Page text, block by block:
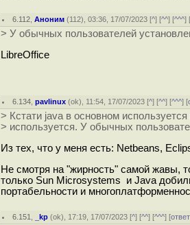
6.112 ,Аноним (112), 03:36, 17/07/2023 [^] [^^] [^^^]
> У обычных пользователей
LibreOffice
6.134 ,pavlinux (ok), 11:54, 17/07/2023 [^] [^^] [^^^] [
> Кстати java в основном
> используется. У обычных
Из тех, что у меня есть: Netbeans,
Не смотря на "жирность" самой жавы,
только Sun Microsystems и Java
портабельности и
6.151 _kp (ok), 17:19, 17/07/2023 [^] [^^] [^^^] [